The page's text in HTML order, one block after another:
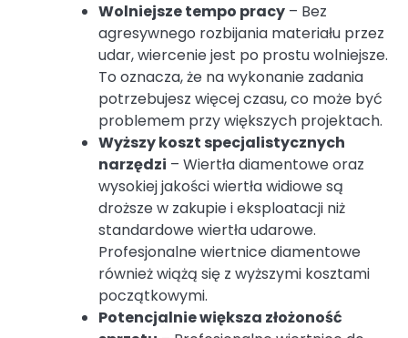
Wolniejsze tempo pracy – Bez
agresywnego rozbijania materiału przez
udar, wiercenie jest po prostu wolniejsze.
To oznacza, że na wykonanie zadania
potrzebujesz więcej czasu, co może być
problemem przy większych projektach.
Wyższy koszt specjalistycznych
narzędzi – Wiertła diamentowe oraz
wysokiej jakości wiertła widiowe są
droższe w zakupie i eksploatacji niż
standardowe wiertła udarowe.
Profesjonalne wiertnice diamentowe
również wiążą się z wyższymi kosztami
początkowymi.
Potencjalnie większa złożoność